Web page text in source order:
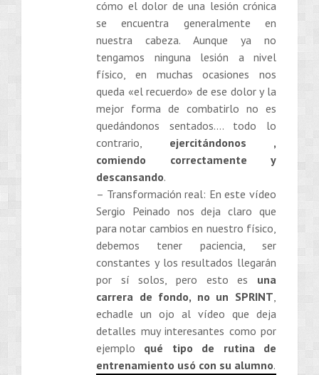
cómo el dolor de una lesión crónica
se encuentra generalmente en
nuestra cabeza. Aunque ya no
tengamos ninguna lesión a nivel
físico, en muchas ocasiones nos
queda «el recuerdo» de ese dolor y la
mejor forma de combatirlo no es
quedándonos sentados…. todo lo
contrario, ejercitándonos ,
comiendo correctamente y
descansando.
– Transformación real: En este vídeo
Sergio Peinado nos deja claro que
para notar cambios en nuestro físico,
debemos tener paciencia, ser
constantes y los resultados llegarán
por sí solos, pero esto es una
carrera de fondo, no un SPRINT
echadle un ojo al vídeo que deja
detalles muy interesantes como por
ejemplo qué tipo de rutina de
entrenamiento usó con su alumno.